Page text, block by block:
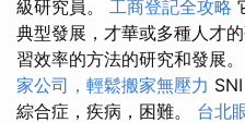
級研究員。 工商登記全攻略
典型發展，才華或多種人才
習效率的方法的研究和發展。
家公司，輕鬆搬家無壓力
綜合症，疾病，困難。 台北